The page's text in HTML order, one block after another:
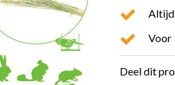
Altijd
Voor
Deel dit